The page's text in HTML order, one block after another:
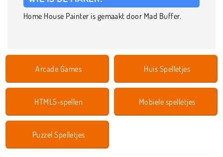
Home House Painter is gemaakt door Mad Buffer.
Arcade Games Huis Spelletjes
HTML5-spellen Mobiele spelletjes
Puzzel Spelletjes